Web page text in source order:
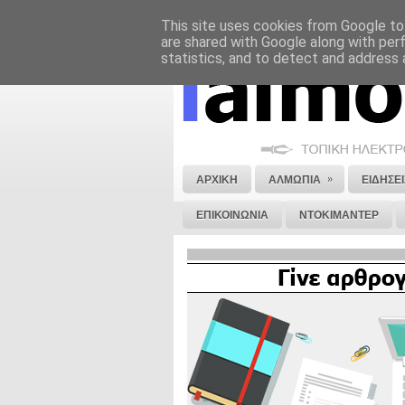
ΝΟΜΙΚΗ ΣΗΜΕΙΩΣΗ ΔΙΑΦΗΜΙΣΗ
ΑΡΧΙΚΗ ΑΛΜΩΠΙΑ »
ΕΠΙΚΟΙΝΩΝΙΑ ΝΤΟΚΙΜΑΝΤΕΡ
This site uses cookies from Google
are shared with Google along with
statistics, and to detect and address